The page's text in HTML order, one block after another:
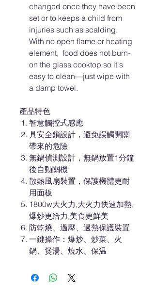
changed once they have been
set or to keeps a child from
injuries such as scalding.
With no open flame or heating
element, food does not burn-
on the glass cooktop so it's
easy to clean—just wipe with
a damp towel.
產品特色
智慧觸控式感應
具安全鎖設計，避免誤觸開關
帶來的危險
無鍋偵測設計，無鍋放置1分鐘
後自動關機
散熱風扇裝置，保護機體更耐
用面板
1800w大火力,大火力快速加熱,
爆炒更给力,美食更鮮美
防乾燒、過壓、過熱保護裝置
一鍵操作：爆炒、炒菜、火
鍋、煲湯、燒水、保温